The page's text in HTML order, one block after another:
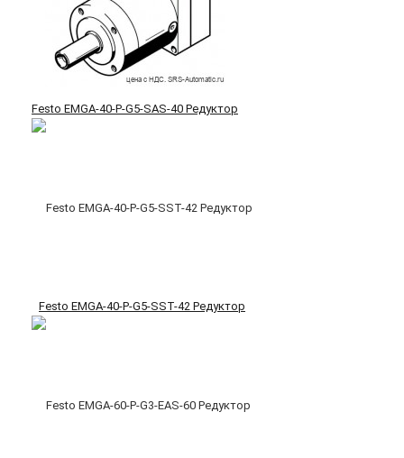
Festo EMGA-40-P-G5-SAS-40 Редуктор
Festo EMGA-40-P-G5-SST-42 Редуктор